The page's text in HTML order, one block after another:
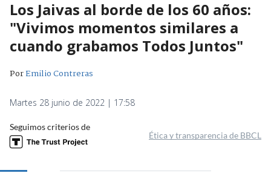
Los Jaivas al borde de los 60 años:
"Vivimos momentos similares a
cuando grabamos Todos Juntos"
PorEmilio Contreras
Martes 28 junio de 2022 | 17:58
Seguimos criterios de
Ética y transparencia de BBCL